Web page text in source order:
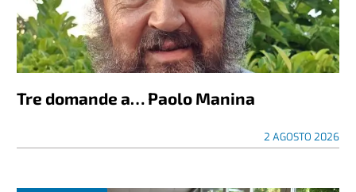
Tre domande a… Paolo Manina
2 AGOSTO 2026